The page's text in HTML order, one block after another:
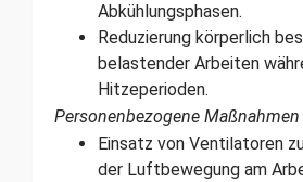
Abkühlungsphasen.
Reduzierung körperlich
belastender Arbeiten
Hitzeperioden.
Personenbezogene
Einsatz von Ventilatoren
der Luftbewegung am